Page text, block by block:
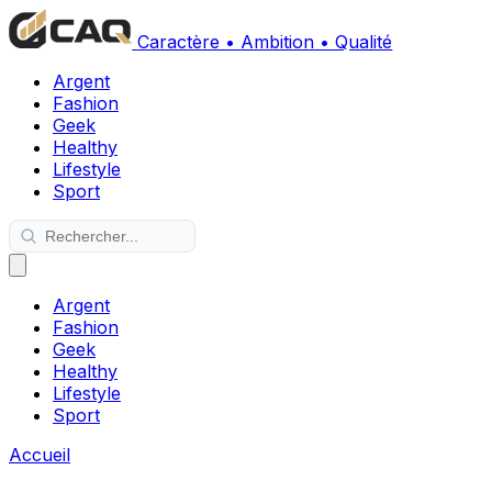
Caractère • Ambition • Qualité
Argent
Fashion
Geek
Healthy
Lifestyle
Sport
Argent
Fashion
Geek
Healthy
Lifestyle
Sport
Accueil